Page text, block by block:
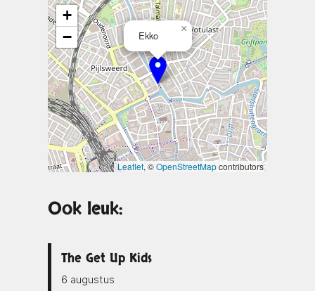
Ekko
×
+
−
Leaflet, ©OpenStreetMapcontributors
Ook leuk:
The Get Up Kids
6 augustus